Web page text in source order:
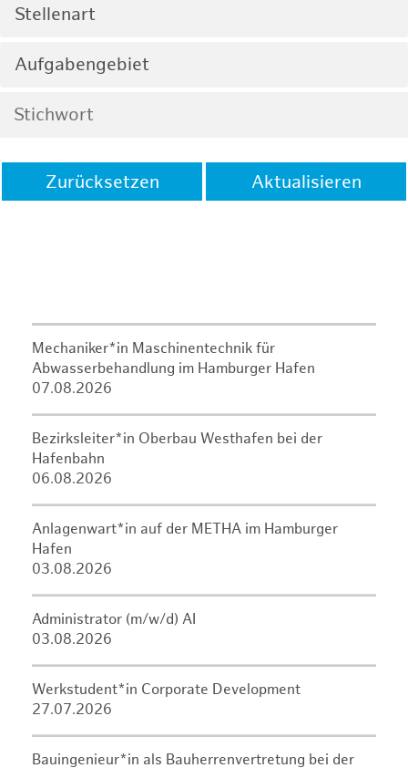
Stellenart
Aufgabengebiet
Zurücksetzen Aktualisieren
Mechaniker*in Maschinentechnik für
Abwasserbehandlung im Hamburger Hafen
07.08.2026
Bezirksleiter*in Oberbau Westhafen bei der
Hafenbahn
06.08.2026
Anlagenwart*in auf der METHA im Hamburger
Hafen
03.08.2026
Administrator (m/w/d) AI
03.08.2026
Werkstudent*in Corporate Development
27.07.2026
Bauingenieur*in als Bauherrenvertretung bei der